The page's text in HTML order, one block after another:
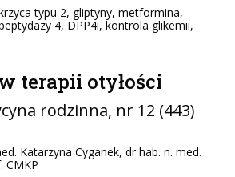
typu 2, gliptyny, metformina,
4, DPP4i, kontrola glikemii,
terapii otyłości
rodzinna, nr 12 (443)
Katarzyna Cyganek, dr hab. n. med.
CMKP